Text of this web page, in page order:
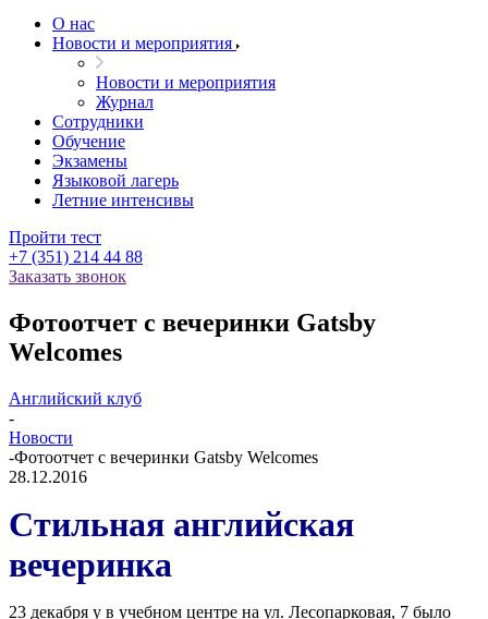
О нас
Новости и мероприятия
Новости и мероприятия
Журнал
Сотрудники
Обучение
Экзамены
Языковой лагерь
Летние интенсивы
Пройти тест
+7 (351) 214 44 88
Заказать звонок
Фотоотчет с вечеринки Gatsby
Welcomes
Английский клуб
-
Новости
-Фотоотчет с вечеринки Gatsby Welcomes
28.12.2016
Стильная английская
вечеринка
23 декабря у в учебном центре на ул. Лесопарковая, 7 было